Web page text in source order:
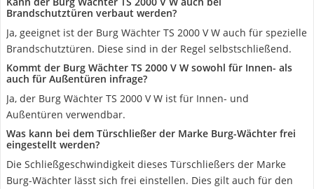
Brandschutztüren verbaut werden?
Ja, geeignet ist der Burg Wächter TS 2000 V W auch für spezielle
Brandschutztüren. Diese sind in der Regel selbstschließend.
Kommt der Burg Wächter TS 2000 V W sowohl für Innen- als
auch für Außentüren infrage?
Ja, der Burg Wächter TS 2000 V W ist für Innen- und
Außentüren verwendbar.
Was kann bei dem Türschließer der Marke Burg-Wächter frei
eingestellt werden?
Die Schließgeschwindigkeit dieses Türschließers der Marke
Burg-Wächter lässt sich frei einstellen. Dies gilt auch für den